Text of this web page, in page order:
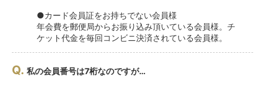
●カード会員証をお持ちでない会員様
年会費を郵便局からお振り込み頂いている会員様。チ
ケット代金を毎回コンビニ決済されている会員様。
Q. 私の会員番号は7桁なのですが…